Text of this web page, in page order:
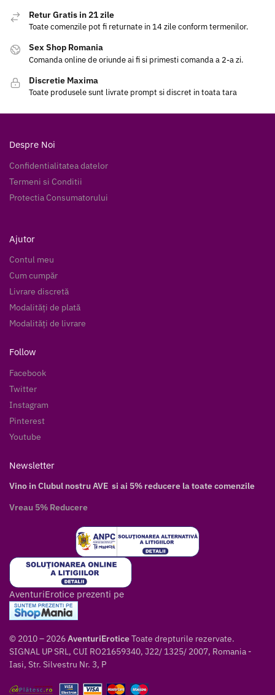
Retur Gratis in 21 zile
Toate comenzile pot fi returnate in 14 zile conform termenilor.
Sex Shop Romania
Comanda online de oriunde ai fi si primesti comanda a 2-a zi.
Discretie Maxima
Toate produsele sunt livrate prompt si discret in toata tara
Despre Noi
Confidentialitatea datelor
Termeni si Conditii
Protectia Consumatorului
Ajutor
Contul meu
Cum cumpăr
Livrare discretă
Modalități de plată
Modalități de livrare
Follow
Facebook
Twitter
Instagram
Pinterest
Youtube
Newsletter
Vino in Clubul nostru AVE si ai 5% reducere la toate comenzile
Vreau 5% Reducere
AventuriErotice prezenti pe
© 2010 – 2026AventuriEroticeToate drepturile rezervate.
SIGNAL UP SRL, CUI RO21659340, J22/ 1325/ 2007, Romania -
Iasi, Str. Silvestru Nr. 3, P